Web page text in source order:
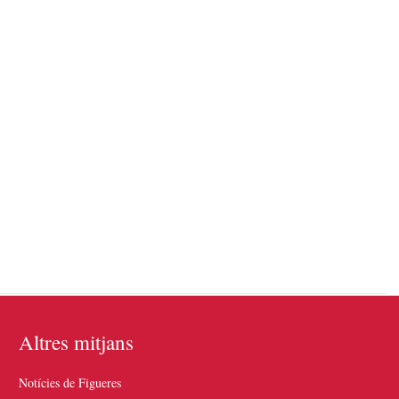
Altres mitjans
Notícies de Figueres